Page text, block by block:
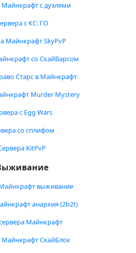
Майнкрафт с дуэлями
с КС: ГО
Майнкрафт SkyPvP
со СкайВарсом
Старс в Майнкрафт
Murder Mystery
с Egg Wars
со сплифом
KitPvP
выживание
анархия (2b2t)
Майнкрафт
Майнкрафт СкайБлок